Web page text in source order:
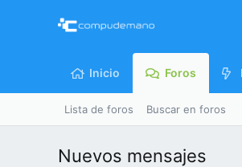
Inicio Foros
Lista de foros Buscar en foros
Nuevos mensajes